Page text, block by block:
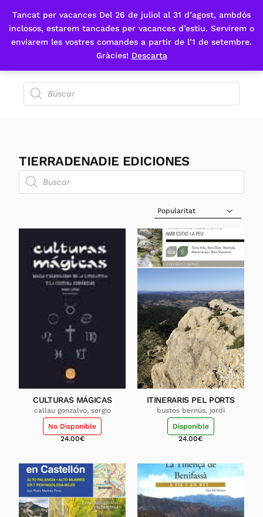
Tancat per vacances Del 26 de juliol al 31 d’agost, ambdós
inclosos, estarem tancades per vacances d’estiu. Servirem o
enviarem les vostres comandes a partir de l’1 de setembre.
Gràcies! Descarta
Fes-te'n sòcia
TIERRADENADIE EDICIONES
Sort Products
CULTURAS MÁGICAS
callau gonzalvo, sergio
No Disponible
24.00€
ITINERARIS PEL PORTS
bustos bernús, jordi
Disponible
24.00€